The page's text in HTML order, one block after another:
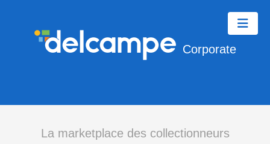
Corporate
La marketplace des collectionneurs